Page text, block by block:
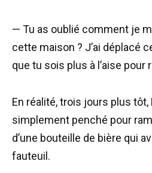
— Tu as oublié comment je
cette maison ? J’ai déplacé
que tu sois plus à l’aise pour
En réalité, trois jours plus tôt,
simplement penché pour
d’une bouteille de bière qui
fauteuil.